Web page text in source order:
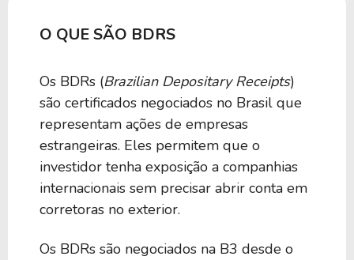
O QUE SÃO BDRS
Os BDRs (Brazilian Depositary Receipts)
são certificados negociados no Brasil que
representam ações de empresas
estrangeiras. Eles permitem que o
investidor tenha exposição a companhias
internacionais sem precisar abrir conta em
corretoras no exterior.
Os BDRs são negociados na B3 desde o